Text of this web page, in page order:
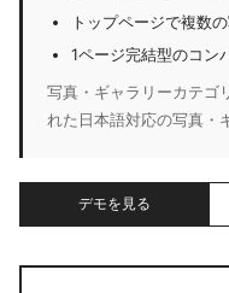
トップページで複数
1ページ完結型のコン
写真・ギャラリーカテゴ
れた日本語対応の写真・
デモを見る